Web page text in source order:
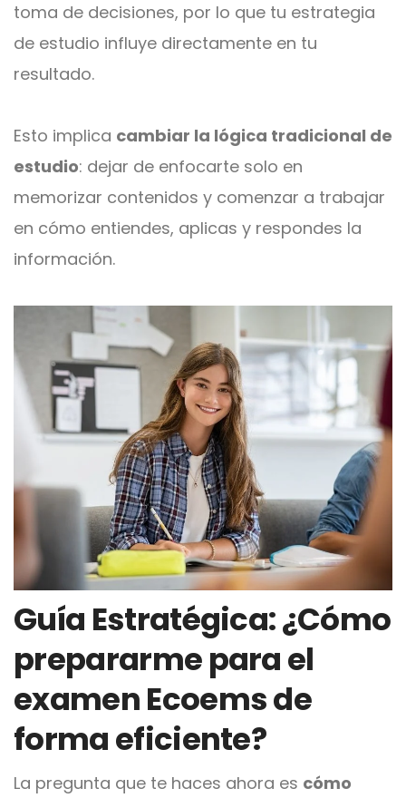
toma de decisiones, por lo que tu estrategia
de estudio influye directamente en tu
resultado.
Esto implica cambiar la lógica tradicional de
estudio: dejar de enfocarte solo en
memorizar contenidos y comenzar a trabajar
en cómo entiendes, aplicas y respondes la
información.
Guía Estratégica: ¿Cómo
prepararme para el
examen Ecoems de
forma eficiente?
La pregunta que te haces ahora es cómo